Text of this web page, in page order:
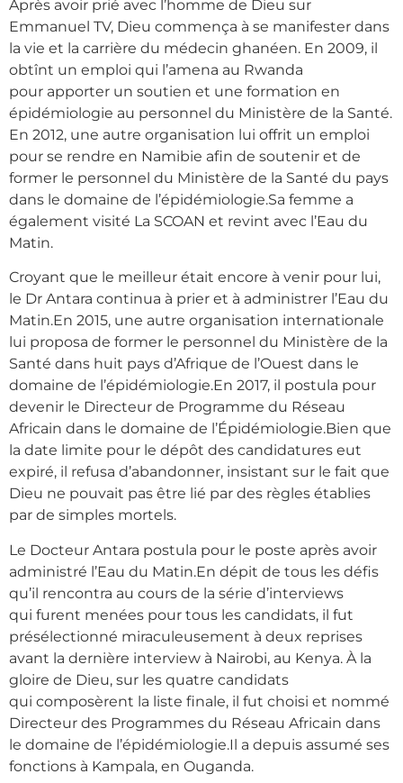
Après avoir prié avec l’homme de Dieu sur
Emmanuel TV, Dieu commença à se manifester dans
la vie et la carrière du médecin ghanéen. En 2009, il
obtînt un emploi qui l’amena au Rwanda
pour apporter un soutien et une formation en
épidémiologie au personnel du Ministère de la Santé.
En 2012, une autre organisation lui offrit un emploi
pour se rendre en Namibie afin de soutenir et de
former le personnel du Ministère de la Santé du pays
dans le domaine de l’épidémiologie.Sa femme a
également visité La SCOAN et revint avec l’Eau du
Matin.
Croyant que le meilleur était encore à venir pour lui,
le Dr Antara continua à prier et à administrer l’Eau du
Matin.En 2015, une autre organisation internationale
lui proposa de former le personnel du Ministère de la
Santé dans huit pays d’Afrique de l’Ouest dans le
domaine de l’épidémiologie.En 2017, il postula pour
devenir le Directeur de Programme du Réseau
Africain dans le domaine de l’Épidémiologie.Bien que
la date limite pour le dépôt des candidatures eut
expiré, il refusa d’abandonner, insistant sur le fait que
Dieu ne pouvait pas être lié par des règles établies
par de simples mortels.
Le Docteur Antara postula pour le poste après avoir
administré l’Eau du Matin.En dépit de tous les défis
qu’il rencontra au cours de la série d’interviews
qui furent menées pour tous les candidats, il fut
présélectionné miraculeusement à deux reprises
avant la dernière interview à Nairobi, au Kenya. À la
gloire de Dieu, sur les quatre candidats
qui composèrent la liste finale, il fut choisi et nommé
Directeur des Programmes du Réseau Africain dans
le domaine de l’épidémiologie.Il a depuis assumé ses
fonctions à Kampala, en Ouganda.